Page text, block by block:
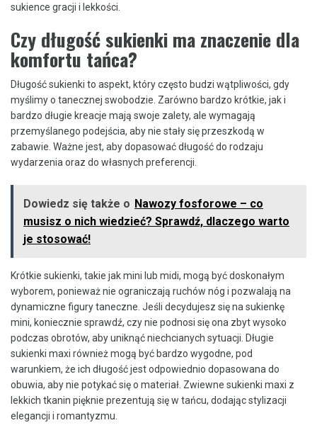
sukience gracji i lekkości.
Czy długość sukienki ma znaczenie dla
komfortu tańca?
Długość sukienki to aspekt, który często budzi wątpliwości, gdy
myślimy o tanecznej swobodzie. Zarówno bardzo krótkie, jak i
bardzo długie kreacje mają swoje zalety, ale wymagają
przemyślanego podejścia, aby nie stały się przeszkodą w
zabawie. Ważne jest, aby dopasować długość do rodzaju
wydarzenia oraz do własnych preferencji.
Dowiedz się także o Nawozy fosforowe – co
musisz o nich wiedzieć? Sprawdź, dlaczego warto
je stosować!
Krótkie sukienki, takie jak mini lub midi, mogą być doskonałym
wyborem, ponieważ nie ograniczają ruchów nóg i pozwalają na
dynamiczne figury taneczne. Jeśli decydujesz się na sukienkę
mini, koniecznie sprawdź, czy nie podnosi się ona zbyt wysoko
podczas obrotów, aby uniknąć niechcianych sytuacji. Długie
sukienki maxi również mogą być bardzo wygodne, pod
warunkiem, że ich długość jest odpowiednio dopasowana do
obuwia, aby nie potykać się o materiał. Zwiewne sukienki maxi z
lekkich tkanin pięknie prezentują się w tańcu, dodając stylizacji
elegancji i romantyzmu.